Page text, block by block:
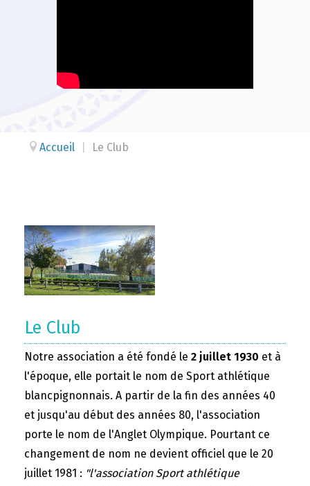
Accueil Le Club
Le Club
Notre association a été fondé le 2 juillet 1930 et à
l'époque, elle portait le nom de Sport athlétique
blancpignonnais. A partir de la fin des années 40
et jusqu'au début des années 80, l'association
porte le nom de l'Anglet Olympique. Pourtant ce
changement de nom ne devient officiel que le 20
juillet 1981 : "l'association Sport athlétique